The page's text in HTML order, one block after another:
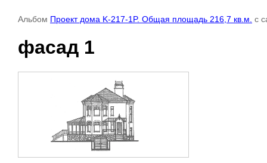
Альбом Проект дома K-217-1P. Общая площадь 216,7 кв.м. с
фасад 1